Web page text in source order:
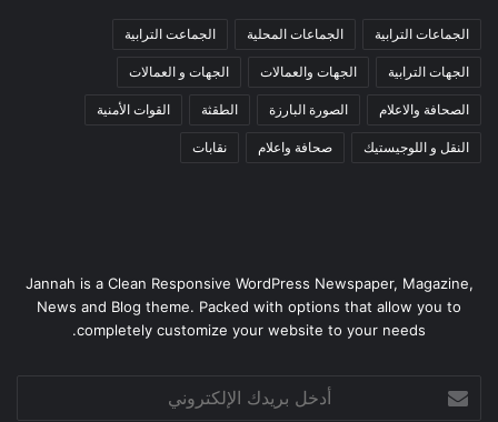
الجماعات الترابية الجماعات المحلية الجماعت الترابية
الجهات الترابية الجهات والعمالات الجهات و العمالات
الصحافة والاعلام الصورة البارزة الطقثة القوات الأمنية
النقل و اللوجيستيك صحافة واعلام نقابات
Jannah is a Clean Responsive WordPress Newspaper, Magazine,
News and Blog theme. Packed with options that allow you to
completely customize your website to your needs.
أدخل
بريدك